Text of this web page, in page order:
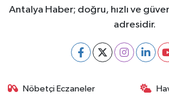
Antalya Haber; doğru, hızlı ve
adresidir.
Nöbetçi Eczaneler